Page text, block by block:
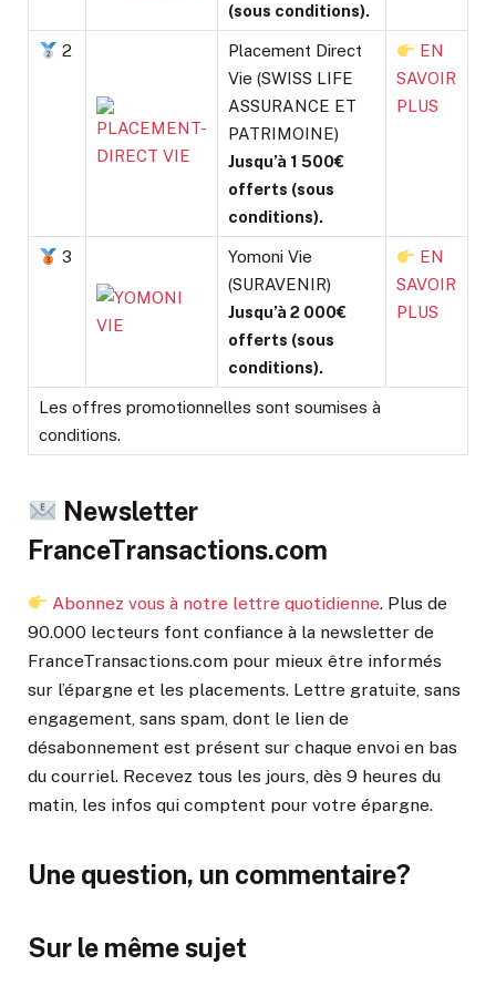
(sous conditions).
2
Placement Direct
Vie (SWISS LIFE
ASSURANCE ET
PATRIMOINE)
Jusqu’à 1 500€
offerts (sous
conditions).
EN
SAVOIR
PLUS
3
Yomoni Vie
(SURAVENIR)
Jusqu’à 2 000€
offerts (sous
conditions).
EN
SAVOIR
PLUS
Les offres promotionnelles sont soumises à
conditions.
Newsletter
FranceTransactions.com
Abonnez vous à notre lettre quotidienne. Plus de
90.000 lecteurs font confiance à la newsletter de
FranceTransactions.com pour mieux être informés
sur l’épargne et les placements. Lettre gratuite, sans
engagement, sans spam, dont le lien de
désabonnement est présent sur chaque envoi en bas
du courriel. Recevez tous les jours, dès 9 heures du
matin, les infos qui comptent pour votre épargne.
Une question, un commentaire?
Sur le même sujet